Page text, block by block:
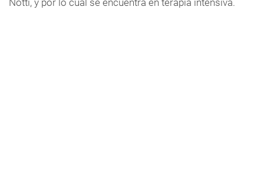
Notti, y por lo cual se encuentra en terapia intensiva.